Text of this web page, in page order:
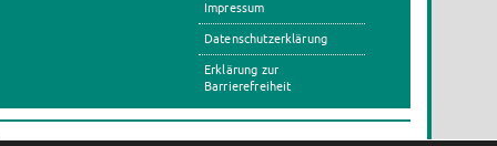
Impressum
Datenschutzerklärung
Erklärung zur
Barrierefreiheit